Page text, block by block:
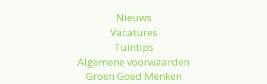
Nieuws
Vacatures
Tuintips
Algemene voorwaarden
Groen Goed Menken